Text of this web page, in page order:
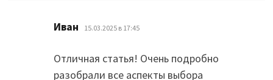
Иван 15.03.2025 в 17:45
Отличная статья! Очень подробно
разобрали все аспекты выбора